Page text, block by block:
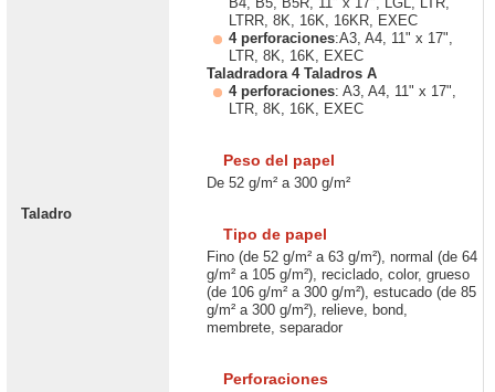
Taladro
LTRR, 8K, 16K, 16KR, EXEC
4 perforaciones:A3, A4, 11" x 17",
LTR, 8K, 16K, EXEC
Taladradora 4 Taladros A
4 perforaciones: A3, A4, 11" x 17",
LTR, 8K, 16K, EXEC
Peso del papel
De 52 g/m² a 300 g/m²
Tipo de papel
Fino (de 52 g/m² a 63 g/m²), normal (de 64
g/m² a 105 g/m²), reciclado, color, grueso
(de 106 g/m² a 300 g/m²), estucado (de 85
g/m² a 300 g/m²), relieve, bond,
membrete, separador
Perforaciones